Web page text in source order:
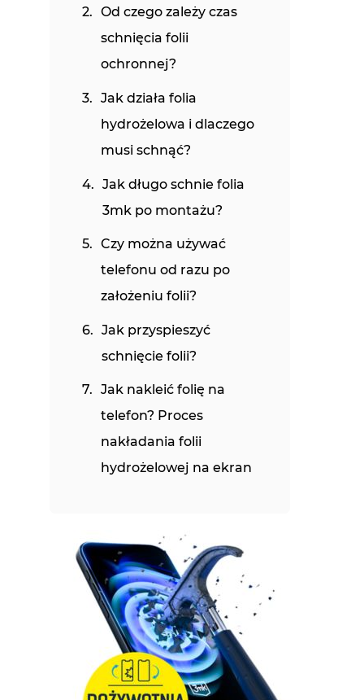
Od czego zależy czas
schnięcia folii
ochronnej?
Jak działa folia
hydrożelowa i dlaczego
musi schnąć?
Jak długo schnie folia
3mk po montażu?
Czy można używać
telefonu od razu po
założeniu folii?
Jak przyspieszyć
schnięcie folii?
Jak nakleić folię na
telefon? Proces
nakładania folii
hydrożelowej na ekran